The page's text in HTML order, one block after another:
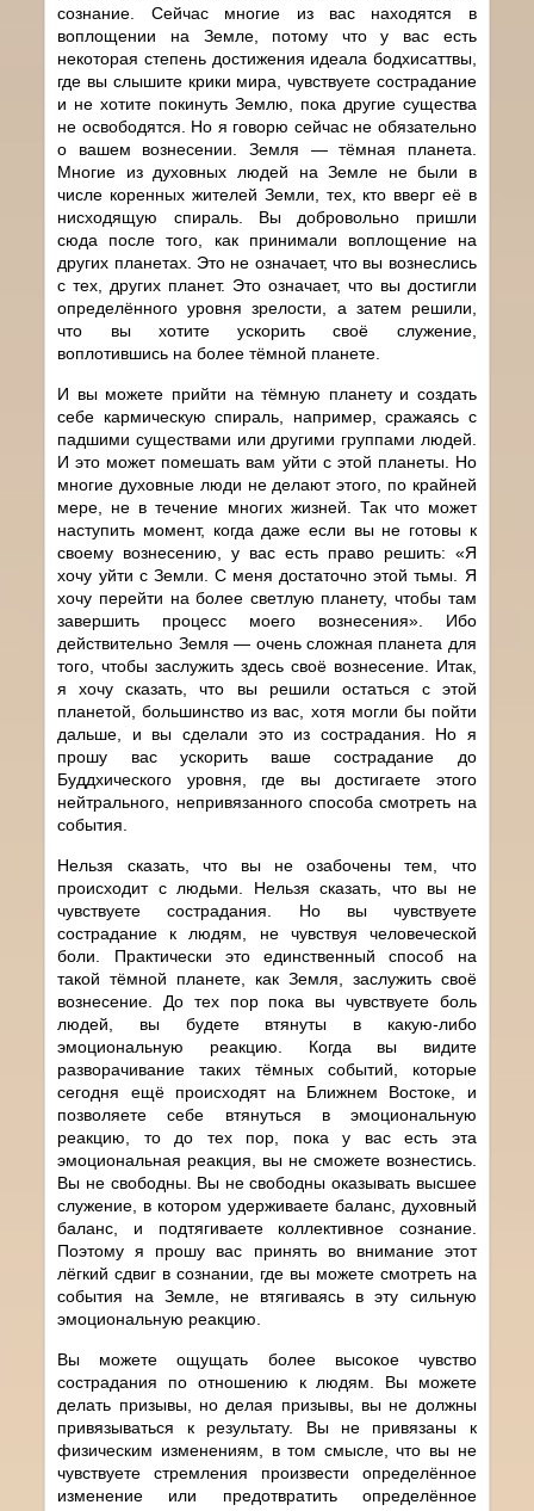
сознание. Сейчас многие из вас находятся в
воплощении на Земле, потому что у вас есть
некоторая степень достижения идеала бодхисаттвы,
где вы слышите крики мира, чувствуете сострадание
и не хотите покинуть Землю, пока другие существа
не освободятся. Но я говорю сейчас не обязательно
о вашем вознесении. Земля — тёмная планета.
Многие из духовных людей на Земле не были в
числе коренных жителей Земли, тех, кто вверг её в
нисходящую спираль. Вы добровольно пришли
сюда после того, как принимали воплощение на
других планетах. Это не означает, что вы вознеслись
с тех, других планет. Это означает, что вы достигли
определённого уровня зрелости, а затем решили,
что вы хотите ускорить своё служение,
воплотившись на более тёмной планете.
И вы можете прийти на тёмную планету и создать
себе кармическую спираль, например, сражаясь с
падшими существами или другими группами людей.
И это может помешать вам уйти с этой планеты. Но
многие духовные люди не делают этого, по крайней
мере, не в течение многих жизней. Так что может
наступить момент, когда даже если вы не готовы к
своему вознесению, у вас есть право решить: «Я
хочу уйти с Земли. С меня достаточно этой тьмы. Я
хочу перейти на более светлую планету, чтобы там
завершить процесс моего вознесения». Ибо
действительно Земля — очень сложная планета для
того, чтобы заслужить здесь своё вознесение. Итак,
я хочу сказать, что вы решили остаться с этой
планетой, большинство из вас, хотя могли бы пойти
дальше, и вы сделали это из сострадания. Но я
прошу вас ускорить ваше сострадание до
Буддхического уровня, где вы достигаете этого
нейтрального, непривязанного способа смотреть на
события.
Нельзя сказать, что вы не озабочены тем, что
происходит с людьми. Нельзя сказать, что вы не
чувствуете сострадания. Но вы чувствуете
сострадание к людям, не чувствуя человеческой
боли. Практически это единственный способ на
такой тёмной планете, как Земля, заслужить своё
вознесение. До тех пор пока вы чувствуете боль
людей, вы будете втянуты в какую-либо
эмоциональную реакцию. Когда вы видите
разворачивание таких тёмных событий, которые
сегодня ещё происходят на Ближнем Востоке, и
позволяете себе втянуться в эмоциональную
реакцию, то до тех пор, пока у вас есть эта
эмоциональная реакция, вы не сможете вознестись.
Вы не свободны. Вы не свободны оказывать высшее
служение, в котором удерживаете баланс, духовный
баланс, и подтягиваете коллективное сознание.
Поэтому я прошу вас принять во внимание этот
лёгкий сдвиг в сознании, где вы можете смотреть на
события на Земле, не втягиваясь в эту сильную
эмоциональную реакцию.
Вы можете ощущать более высокое чувство
сострадания по отношению к людям. Вы можете
делать призывы, но делая призывы, вы не должны
привязываться к результату. Вы не привязаны к
физическим изменениям, в том смысле, что вы не
чувствуете стремления произвести определённое
изменение или предотвратить определённое